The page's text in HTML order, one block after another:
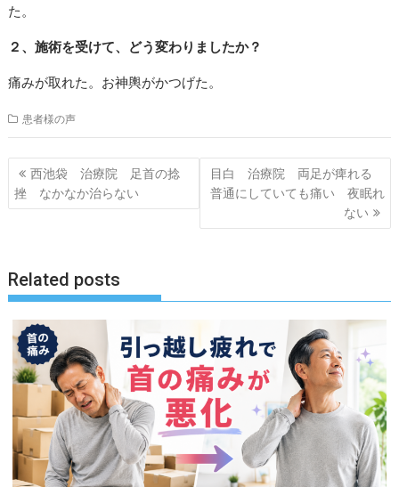
た。
２、施術を受けて、どう変わりましたか？
痛みが取れた。お神輿がかつげた。
患者様の声
投
稿
ナ
ー
シ
ョ
ン
西池袋 治療院 足首の捻
挫 なかなか治らない
目白 治療院 両足が痺れる
普通にしていても痛い 夜眠れ
ない
Related posts